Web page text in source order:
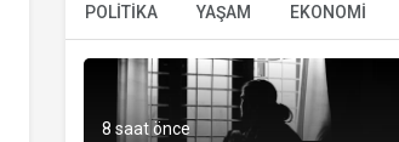
POLİTİKA YAŞAM EKONOMİ
8 saat önce